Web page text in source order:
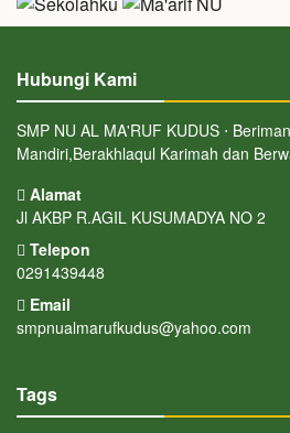
Hubungi Kami
SMP NU AL MA'RUF KUDUS ⋅
Mandiri,Berakhlaqul Karimah dan
Alamat
Jl AKBP R.AGIL KUSUMADYA NO 2
Telepon
0291439448
Email
smpnualmarufkudus@yahoo.com
Tags